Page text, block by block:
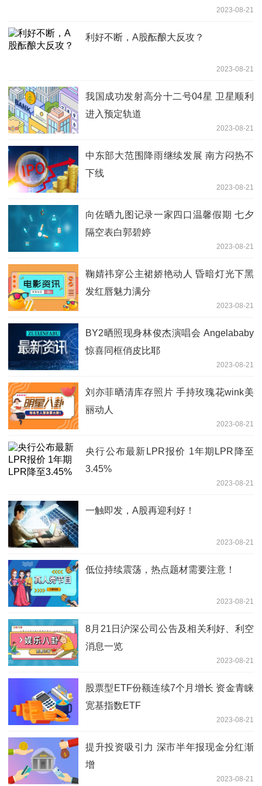
2023-08-21
利好不断，A股酝酿大反攻？
2023-08-21
我国成功发射高分十二号04星 卫星顺利
进入预定轨道
2023-08-21
中东部大范围降雨继续发展 南方闷热不
下线
2023-08-21
向佐晒九图记录一家四口温馨假期 七夕
隔空表白郭碧婷
2023-08-21
鞠婧祎穿公主裙娇艳动人 昏暗灯光下黑
发红唇魅力满分
2023-08-21
BY2晒照现身林俊杰演唱会 Angelababy
惊喜同框俏皮比耶
2023-08-21
刘亦菲晒清库存照片 手持玫瑰花wink美
丽动人
2023-08-21
央行公布最新LPR报价 1年期LPR降至
3.45%
2023-08-21
一触即发，A股再迎利好！
2023-08-21
低位持续震荡，热点题材需要注意！
2023-08-21
8月21日沪深公司公告及相关利好、利空
消息一览
2023-08-21
股票型ETF份额连续7个月增长 资金青睐
宽基指数ETF
2023-08-21
提升投资吸引力 深市半年报现金分红渐
增
2023-08-21